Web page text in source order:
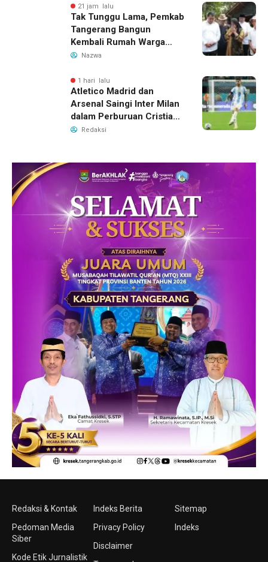
21 jam lalu
Tak Tunggu Lama, Pemkab
Tangerang Bangun
Kembali Rumah Warga
yang Roboh Akibat Puting
Nazwa
1 hari lalu
Atletico Madrid dan
Arsenal Saingi Inter Milan
dalam Perburuan Cristian
Romero, Transfer Bek
Redaksi
Redaksi & Kontak
Pedoman Media
Siber
Kode Etik Jurnalistik
Indeks Berita
Privacy Policy
Disclaimer
Sitemap
Indeks